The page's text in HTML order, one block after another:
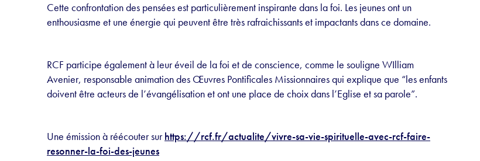
Cette confrontation des pensées est particulièrement inspirante dans la foi. Les jeunes ont un
enthousiasme et une énergie qui peuvent être très rafraichissants et impactants dans ce domaine.
RCF participe également à leur éveil de la foi et de conscience, comme le souligne WIlliam
Avenier, responsable animation des Œuvres Pontificales Missionnairesqui explique que “les enfants
doivent être acteurs de l’évangélisation et ont une place de choix dans l’Eglise et sa parole”.
Une émission à réécouter surhttps://rcf.fr/actualite/vivre-sa-vie-spirituelle-avec-rcf-faire-
resonner-la-foi-des-jeunes